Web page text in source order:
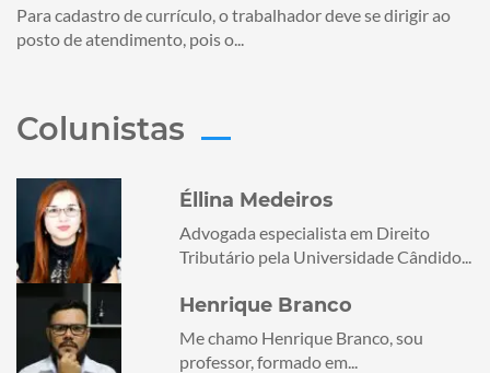
Para cadastro de currículo, o trabalhador deve se dirigir ao
posto de atendimento, pois o...
Colunistas
Éllina Medeiros
Advogada especialista em Direito
Tributário pela Universidade Cândido...
Henrique Branco
Me chamo Henrique Branco, sou
professor, formado em...